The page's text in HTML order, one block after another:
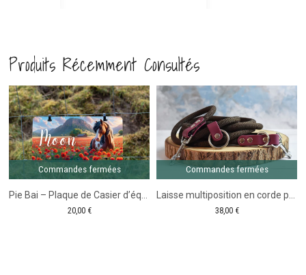
personnalisé
Licorne
personnalisée
Motifs
coeur
Produits Récemment Consultés
Commandes fermées
20,00 €
Commandes fermées
38,00 €